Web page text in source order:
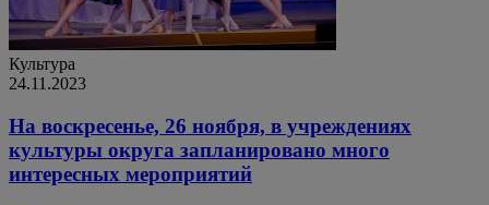
Культура
24.11.2023
На воскресенье, 26 ноября, в учреждениях
культуры округа запланировано много
интересных мероприятий